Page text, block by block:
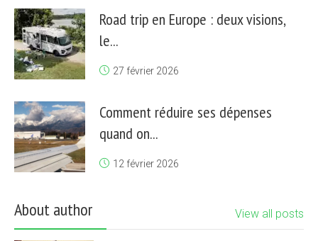
Road trip en Europe : deux visions,
le...
27 février 2026
Comment réduire ses dépenses
quand on...
12 février 2026
About author View all posts